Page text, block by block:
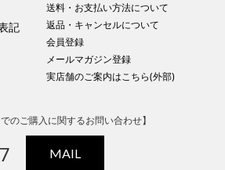
記
送料・お支払い方法について
返品・キャンセルについて
会員登録
メールマガジン登録
実店舗のご案内はこちら(外部)
のご購入に関するお問い合わせ】
MAIL